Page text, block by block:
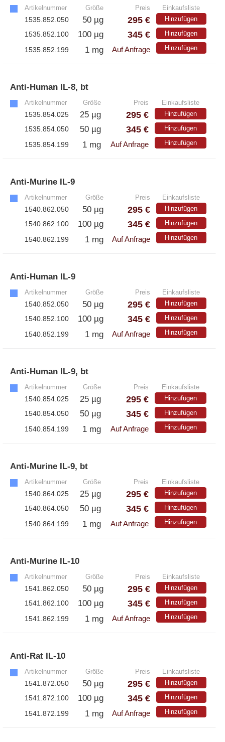
Artikelnummer Größe Preis Einkaufsliste
1535.852.050 50 µg 295 € Hinzufügen
1535.852.100 100 µg 345 € Hinzufügen
1535.852.199 1 mg Auf Anfrage Hinzufügen
Anti-Human IL-8, bt
Artikelnummer Größe Preis Einkaufsliste
1535.854.025 25 µg 295 € Hinzufügen
1535.854.050 50 µg 345 € Hinzufügen
1535.854.199 1 mg Auf Anfrage Hinzufügen
Anti-Murine IL-9
Artikelnummer Größe Preis Einkaufsliste
1540.862.050 50 µg 295 € Hinzufügen
1540.862.100 100 µg 345 € Hinzufügen
1540.862.199 1 mg Auf Anfrage Hinzufügen
Anti-Human IL-9
Artikelnummer Größe Preis Einkaufsliste
1540.852.050 50 µg 295 € Hinzufügen
1540.852.100 100 µg 345 € Hinzufügen
1540.852.199 1 mg Auf Anfrage Hinzufügen
Anti-Human IL-9, bt
Artikelnummer Größe Preis Einkaufsliste
1540.854.025 25 µg 295 € Hinzufügen
1540.854.050 50 µg 345 € Hinzufügen
1540.854.199 1 mg Auf Anfrage Hinzufügen
Anti-Murine IL-9, bt
Artikelnummer Größe Preis Einkaufsliste
1540.864.025 25 µg 295 € Hinzufügen
1540.864.050 50 µg 345 € Hinzufügen
1540.864.199 1 mg Auf Anfrage Hinzufügen
Anti-Murine IL-10
Artikelnummer Größe Preis Einkaufsliste
1541.862.050 50 µg 295 € Hinzufügen
1541.862.100 100 µg 345 € Hinzufügen
1541.862.199 1 mg Auf Anfrage Hinzufügen
Anti-Rat IL-10
Artikelnummer Größe Preis Einkaufsliste
1541.872.050 50 µg 295 € Hinzufügen
1541.872.100 100 µg 345 € Hinzufügen
1541.872.199 1 mg Auf Anfrage Hinzufügen